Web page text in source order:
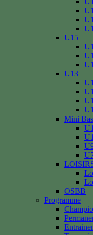
U15
U13
Mini
OSBB
Programme